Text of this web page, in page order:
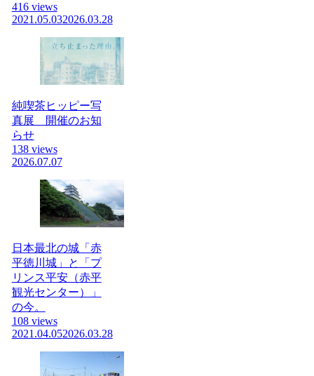
416 views
2021.05.032026.03.28
純喫茶ヒッピー写
真展 開催のお知
らせ
138 views
2026.07.07
日本最北の城「赤
平徳川城」と「プ
リンス平安（赤平
観光センター）」
の今。
108 views
2021.04.052026.03.28